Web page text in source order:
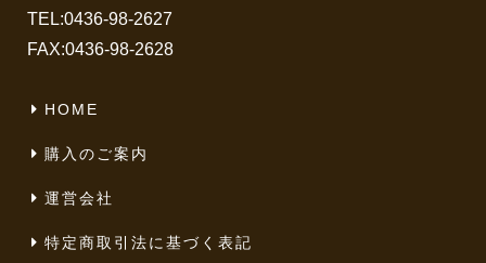
TEL:0436-98-2627
FAX:0436-98-2628
HOME
購入のご案内
運営会社
特定商取引法に基づく表記